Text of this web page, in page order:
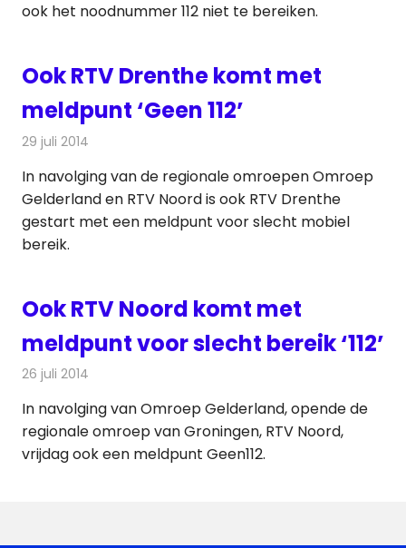
ook het noodnummer 112 niet te bereiken.
Ook RTV Drenthe komt met
meldpunt ‘Geen 112’
29 juli 2014
In navolging van de regionale omroepen Omroep
Gelderland en RTV Noord is ook RTV Drenthe
gestart met een meldpunt voor slecht mobiel
bereik.
Ook RTV Noord komt met
meldpunt voor slecht bereik ‘112’
26 juli 2014
In navolging van Omroep Gelderland, opende de
regionale omroep van Groningen, RTV Noord,
vrijdag ook een meldpunt Geen112.